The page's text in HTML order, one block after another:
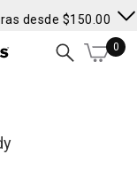
desde $150.000 •
0